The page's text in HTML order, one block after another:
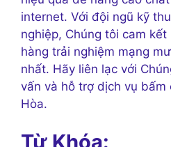
internet. Với đội ngũ kỹ
nghiệp, Chúng tôi cam
hàng trải nghiệm mạng
nhất. Hãy liên lạc với
vấn và hỗ trợ dịch vụ bấm
Hòa.
Từ Khóa: